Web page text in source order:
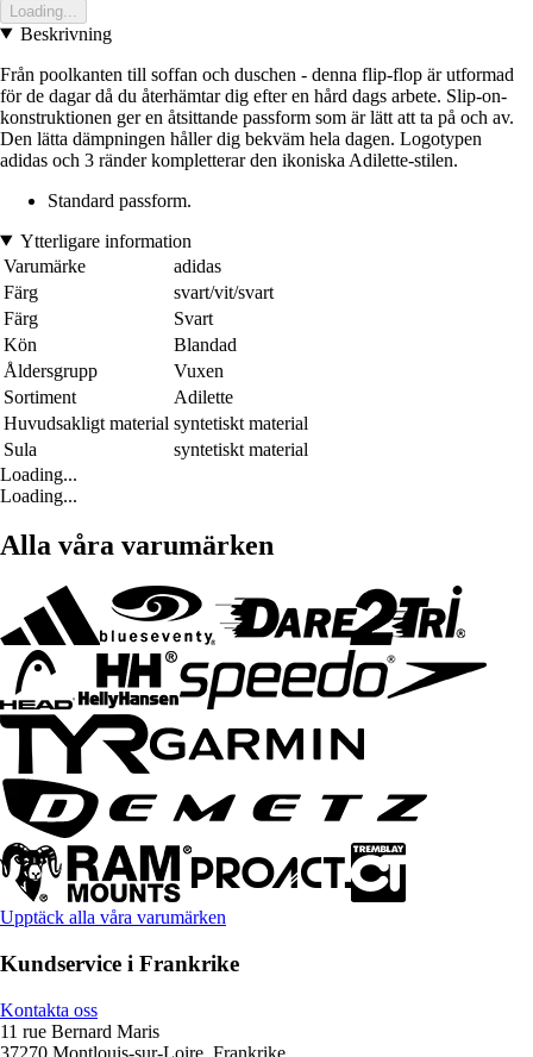
Loading...
Beskrivning
Från poolkanten till soffan och duschen - denna flip-flop är utformad
för de dagar då du återhämtar dig efter en hård dags arbete. Slip-on-
konstruktionen ger en åtsittande passform som är lätt att ta på och av.
Den lätta dämpningen håller dig bekväm hela dagen. Logotypen
adidas och 3 ränder kompletterar den ikoniska Adilette-stilen.
Standard passform.
Ytterligare information
Varumärke
adidas
Färg
svart/vit/svart
Färg
Svart
Kön
Blandad
Åldersgrupp
Vuxen
Sortiment
Adilette
Huvudsakligt material syntetiskt material
Sula
syntetiskt material
Loading...
Loading...
Alla våra varumärken
Upptäck alla våra varumärken
Kundservice i Frankrike
Kontakta oss
11 rue Bernard Maris
37270 Montlouis-sur-Loire, Frankrike